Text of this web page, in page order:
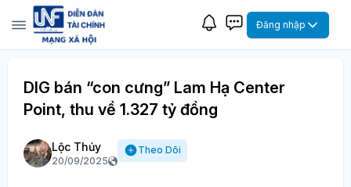
Đăng nhập
DIG bán “con cưng” Lam Hạ Center
Point, thu về 1.327 tỷ đồng
Lộc Thủy
20/09/2025
Theo Dõi